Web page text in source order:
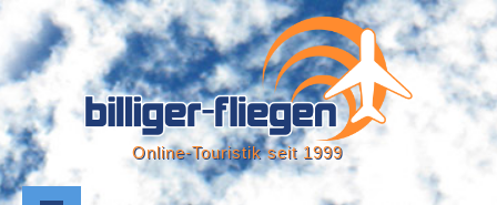
Online-Touristik seit 1999